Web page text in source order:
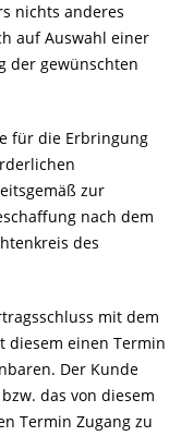
nichts anderes
auf Auswahl einer
der gewünschten
für die Erbringung
zur
nach dem
des
mit dem
diesem einen Termin
Der Kunde
das von diesem
Termin Zugang zu